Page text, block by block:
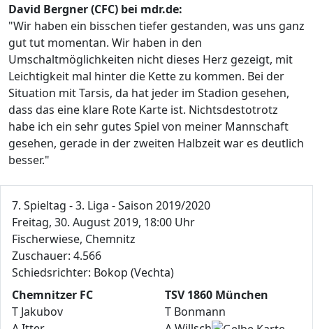
David Bergner (CFC) bei mdr.de:
"Wir haben ein bisschen tiefer gestanden, was uns ganz
gut tut momentan. Wir haben in den
Umschaltmöglichkeiten nicht dieses Herz gezeigt, mit
Leichtigkeit mal hinter die Kette zu kommen. Bei der
Situation mit Tarsis, da hat jeder im Stadion gesehen,
dass das eine klare Rote Karte ist. Nichtsdestotrotz
habe ich ein sehr gutes Spiel von meiner Mannschaft
gesehen, gerade in der zweiten Halbzeit war es deutlich
besser."
7. Spieltag - 3. Liga - Saison 2019/2020
Freitag, 30. August 2019, 18:00 Uhr
Fischerwiese, Chemnitz
Zuschauer: 4.566
Schiedsrichter: Bokop (Vechta)
Chemnitzer FC
T Jakubov
TSV 1860 München
T Bonmann